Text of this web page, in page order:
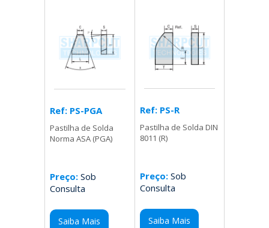
Ref: PS-PGA
Pastilha de Solda
Norma ASA (PGA)
Preço: Sob
Consulta
Saiba Mais
Ref: PS-R
Pastilha de Solda DIN
8011 (R)
Preço:Sob
Consulta
Saiba Mais